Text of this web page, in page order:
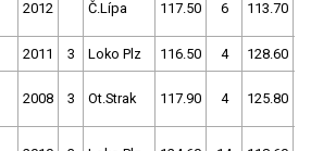
2012 Č.Lípa 117.50 6 113.70
2011 3 Loko Plz 116.50 4 128.60
2008 3 Ot.Strak 117.90 4 125.80